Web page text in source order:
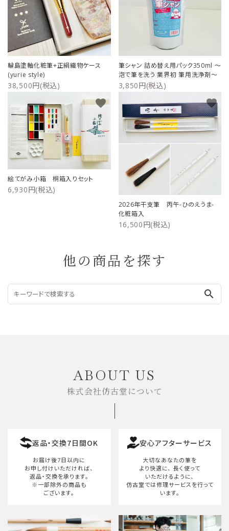
輪島塗軸化粧筆+正絹織物ケース
(yurie style)
38,500円(税込)
筆シャン 詰め替え用パック350ml ～
泡で筆を洗う 業界初 筆用洗浄剤～
3,850円(税込)
絵てがみ小箱 桐箱入りセット
6,930円(税込)
favorite
2026年干支筆 丙午-ひのえうま-
化粧箱入
16,500円(税込)
favorite
他の商品を探す
search
ABOUT US
株式会社仿古堂について
返品・交換7日間OK
お届け後7日以内に
お申し付けいただければ、
返品・交換を承ります。
※一部除外の商品も
ございます。
安心アフターサービス
大切なあなたの筆を
より快適に、 長く使って
いただけるように、
仿古堂では修理サービスを行って
います。